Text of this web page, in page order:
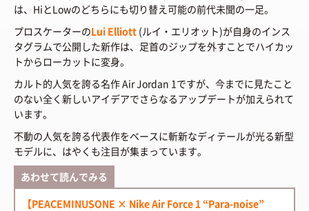
は、HiとLowのどちらにも切り替え可能の前代未聞の一足。
プロスケーターのLui Elliott (ルイ・エリオット)が自身のインス
タグラムで公開した新作は、足首のジップを外すことでハイカッ
トからローカットに変身。
カルト的人気を誇る名作 Air Jordan 1ですが、今までに見たこと
のない全く新しいアイデアでさらなるアップデートが加えられて
います。
不動の人気を誇る代表作をベースに斬新なディテールが光る新型
モデルに、はやくも注目が集まっています。
あわせて読んでみる
【PEACEMINUSONE × Nike Air Force 1 “Para-noise”